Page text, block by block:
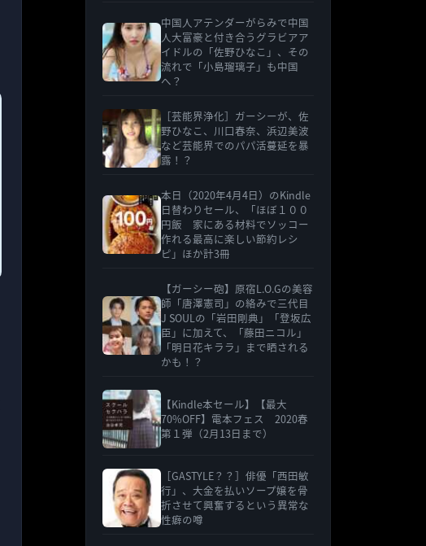
中国人アテンダーがらみで中国
人大富豪と付き合うグラビアア
イドルの「佐野ひなこ」、その
流れで「小島瑠璃子」も中国
へ？
［芸能界浄化］ガーシーが、佐
野ひなこ、川口春奈、浜辺美波
など芸能界でのパパ活蔓延を暴
露！？
本日（2020年4月4日）のKindle
日替わりセール、「ほぼ１００
円飯 家にある材料でソッコー
作れる最高に楽しい節約レシ
ピ」ほか計3冊
【ガーシー砲】原宿L.O.Gの美容
師「唐澤憲司」の絡みで三代目
J SOULの「岩田剛典」「登坂広
臣」に加えて、「藤田ニコル」
「明日花キララ」まで晒される
かも！？
【Kindle本セール】【最大
70%OFF】電本フェス 2020春
第１弾（2月13日まで）
［GASTYLE？？］俳優「西田敏
行」、大金を払いソープ嬢を骨
折させて興奮するという異常な
性癖の噂